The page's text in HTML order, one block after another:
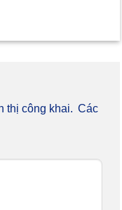
thị công khai. Các